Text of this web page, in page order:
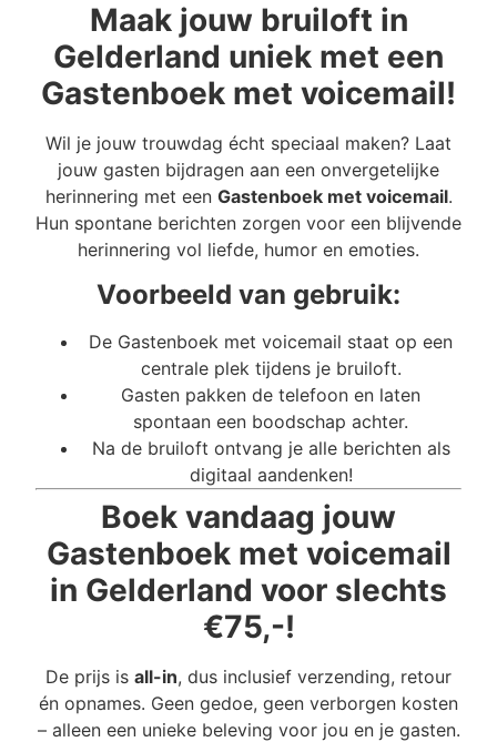
Maak jouw bruiloft in
Gelderland uniek met een
Gastenboek met voicemail!
Wil je jouw trouwdag écht speciaal maken? Laat
jouw gasten bijdragen aan een onvergetelijke
herinnering met een Gastenboek met voicemail.
Hun spontane berichten zorgen voor een blijvende
herinnering vol liefde, humor en emoties.
Voorbeeld van gebruik:
De Gastenboek met voicemail staat op een
centrale plek tijdens je bruiloft.
Gasten pakken de telefoon en laten
spontaan een boodschap achter.
Na de bruiloft ontvang je alle berichten als
digitaal aandenken!
Boek vandaag jouw
Gastenboek met voicemail
in Gelderland voor slechts
€75,-!
De prijs is all-in, dus inclusief verzending, retour
én opnames. Geen gedoe, geen verborgen kosten
– alleen een unieke beleving voor jou en je gasten.